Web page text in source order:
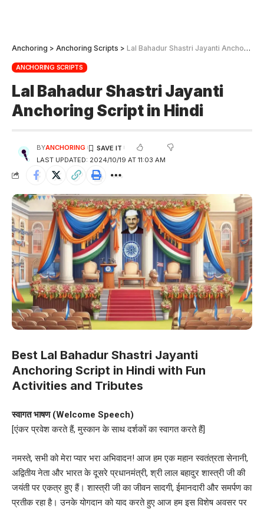
Anchoring > Anchoring Scripts > Lal Bahadur Shastri Jayanti Anchoring Script in Hindi
ANCHORING SCRIPTS
Lal Bahadur Shastri Jayanti
Anchoring Script in Hindi
LAST UPDATED: 2024/10/19 AT 11:03 AM
BYANCHORING
Best Lal Bahadur Shastri Jayanti
Anchoring Script in Hindi with Fun
Activities and Tributes
स्वागत भाषण (Welcome Speech)
[एंकर प्रवेश करते हैं, मुस्कान के साथ दर्शकों का स्वागत करते हैं]
नमस्ते, सभी को मेरा प्यार भरा अभिवादन! आज हम एक महान स्वतंत्रता सेनानी,
अद्वितीय नेता और भारत के दूसरे प्रधानमंत्री, श्री लाल बहादुर शास्त्री जी की
जयंती पर एकत्र हुए हैं। शास्त्री जी का जीवन सादगी, ईमानदारी और समर्पण का
प्रतीक रहा है। उनके योगदान को याद करते हुए आज हम इस विशेष अवसर पर